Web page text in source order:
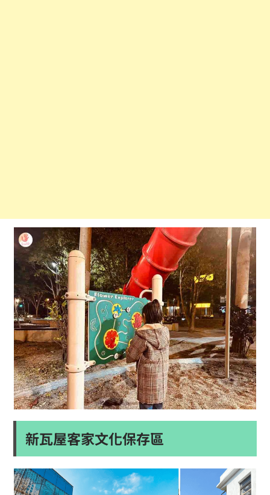
新瓦屋客家文化保存區